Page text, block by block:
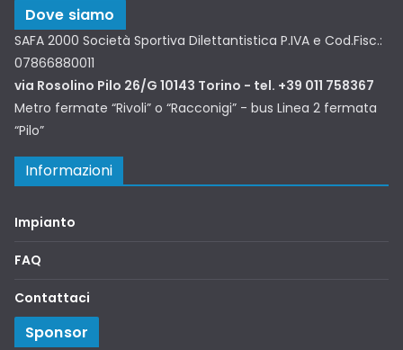
Dove siamo
SAFA 2000 Società Sportiva Dilettantistica P.IVA e Cod.Fisc.:
07866880011
via Rosolino Pilo 26/G 10143 Torino - tel. +39 011 758367
Metro fermate “Rivoli” o “Racconigi” - bus Linea 2 fermata
“Pilo”
Informazioni
Impianto
FAQ
Contattaci
Sponsor